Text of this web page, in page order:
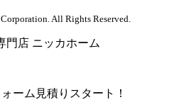
All Rights Reserved.
ーム見積りスタート！